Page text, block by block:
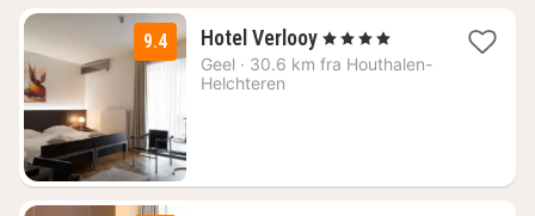
9.4 Hotel Verlooy1
natt
, 4 Stjerner
Geel · 30.6 km fra Houthalen-
Helchteren